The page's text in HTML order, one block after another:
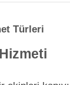
Türleri